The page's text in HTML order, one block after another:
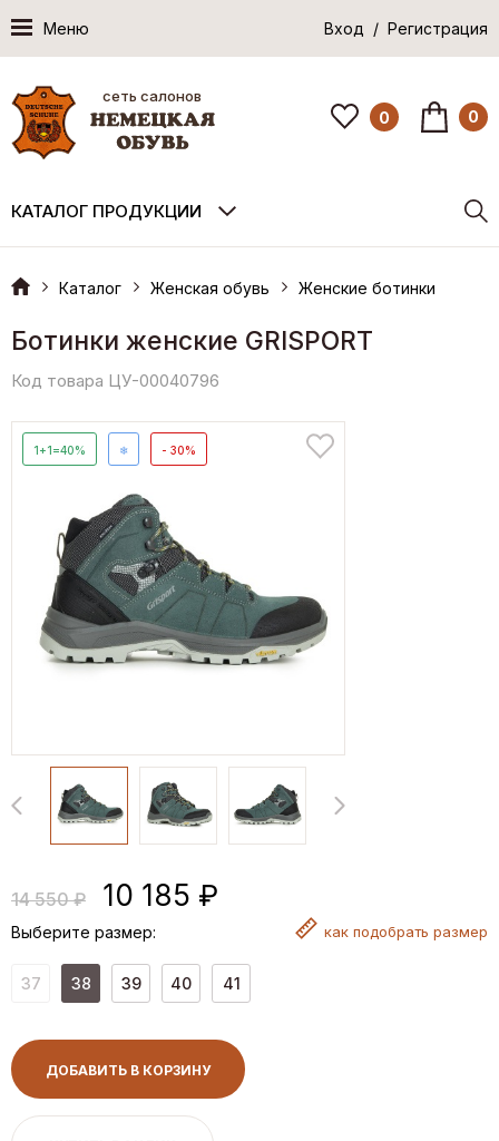
Меню Вход / Регистрация
сеть салонов
0 0
КАТАЛОГ ПРОДУКЦИИ
Каталог Женская обувь Женские ботинки
Ботинки женские GRISPORT
Код товара ЦУ-00040796
1+1=40% ❄ - 30%
14 550 ₽ 10 185 ₽
Выберите размер: как подобрать размер
37 38 39 40 41
ДОБАВИТЬ В КОРЗИНУ